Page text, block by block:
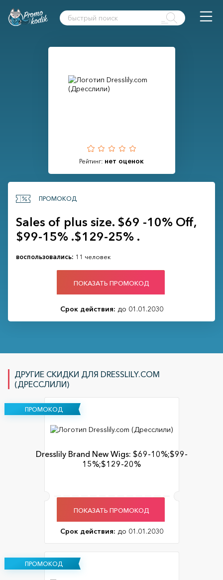
Рейтинг: нет оценок
ПРОМОКОД
Sales of plus size. $69 -10% Off,
$99-15% .$129-25% .
воспользовались: 11 человек
ПОКАЗАТЬ ПРОМОКОД
Срок действия: до 01.01.2030
ДРУГИЕ СКИДКИ ДЛЯ DRESSLILY.COM
(ДРЕССЛИЛИ)
ПРОМОКОД
Dresslily Brand New Wigs: $69-10%;$99-
15%;$129-20%
ПОКАЗАТЬ ПРОМОКОД
Срок действия: до 01.01.2030
ПРОМОКОД